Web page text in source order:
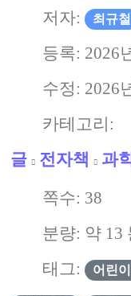
저자: 최규철
등록: 2026
수정: 2026
카테고리:
글
전자책 과
쪽수: 38
분량: 약 13
태그:
어린